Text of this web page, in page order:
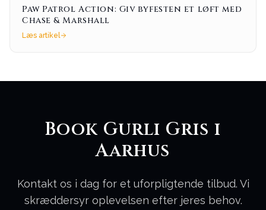
Paw Patrol Action: Giv byfesten et løft med
Chase & Marshall
Læs artikel
Book Gurli Gris i
Aarhus
Kontakt os i dag for et uforpligtende tilbud. Vi
skræddersyr oplevelsen efter jeres behov.